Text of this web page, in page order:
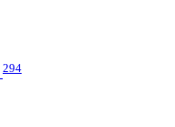
294